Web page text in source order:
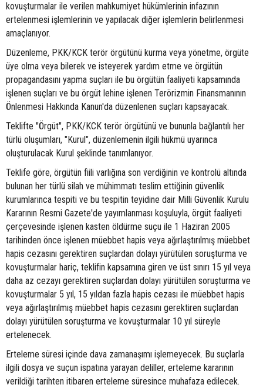
kovuşturmalar ile verilen mahkumiyet hükümlerinin infazının
ertelenmesi işlemlerinin ve yapılacak diğer işlemlerin belirlenmesi
amaçlanıyor.
Düzenleme, PKK/KCK terör örgütünü kurma veya yönetme, örgüte
üye olma veya bilerek ve isteyerek yardım etme ve örgütün
propagandasını yapma suçları ile bu örgütün faaliyeti kapsamında
işlenen suçları ve bu örgüt lehine işlenen Terörizmin Finansmanının
Önlenmesi Hakkında Kanun'da düzenlenen suçları kapsayacak.
Teklifte "Örgüt", PKK/KCK terör örgütünü ve bununla bağlantılı her
türlü oluşumları, "Kurul", düzenlemenin ilgili hükmü uyarınca
oluşturulacak Kurul şeklinde tanımlanıyor.
Teklife göre, örgütün fiili varlığına son verdiğinin ve kontrolü altında
bulunan her türlü silah ve mühimmatı teslim ettiğinin güvenlik
kurumlarınca tespiti ve bu tespitin teyidine dair Milli Güvenlik Kurulu
Kararının Resmi Gazete'de yayımlanması koşuluyla, örgüt faaliyeti
çerçevesinde işlenen kasten öldürme suçu ile 1 Haziran 2005
tarihinden önce işlenen müebbet hapis veya ağırlaştırılmış müebbet
hapis cezasını gerektiren suçlardan dolayı yürütülen soruşturma ve
kovuşturmalar hariç, teklifin kapsamına giren ve üst sınırı 15 yıl veya
daha az cezayı gerektiren suçlardan dolayı yürütülen soruşturma ve
kovuşturmalar 5 yıl, 15 yıldan fazla hapis cezası ile müebbet hapis
veya ağırlaştırılmış müebbet hapis cezasını gerektiren suçlardan
dolayı yürütülen soruşturma ve kovuşturmalar 10 yıl süreyle
ertelenecek.
Erteleme süresi içinde dava zamanaşımı işlemeyecek. Bu suçlarla
ilgili dosya ve suçun ispatına yarayan deliller, erteleme kararının
verildiği tarihten itibaren erteleme süresince muhafaza edilecek.